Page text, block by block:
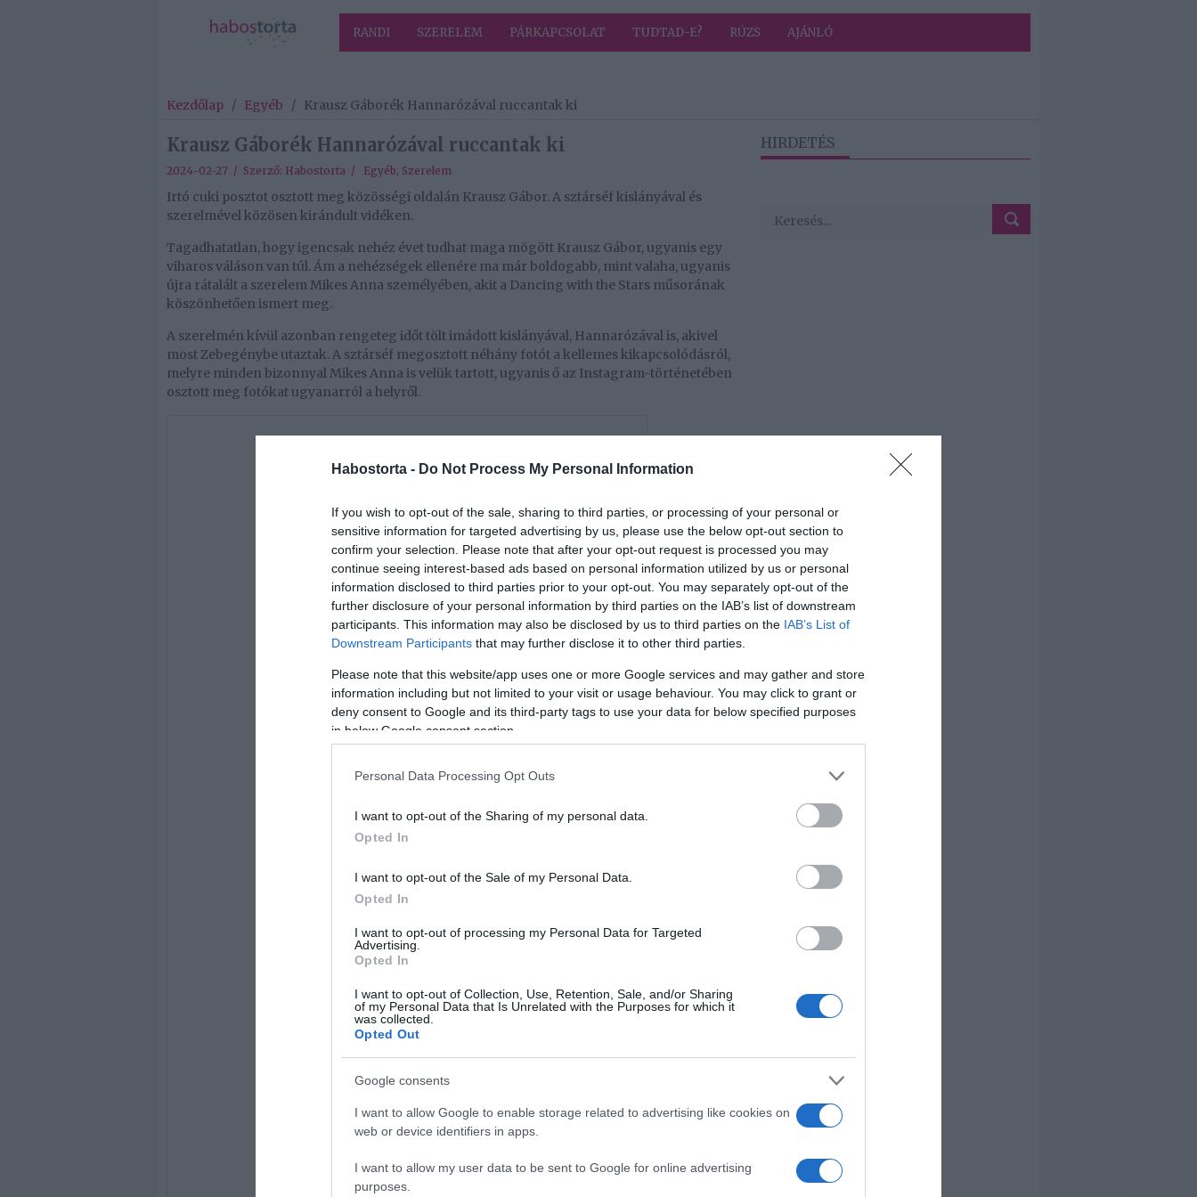
Habostorta - Do Not Process My Personal Information
If you wish to opt-out of the sale, sharing to third parties, or processing of your personal or
sensitive information for targeted advertising by us, please use the below opt-out section to
confirm your selection. Please note that after your opt-out request is processed you may
continue seeing interest-based ads based on personal information utilized by us or personal
information disclosed to third parties prior to your opt-out. You may separately opt-out of the
further disclosure of your personal information by third parties on the IAB’s list of downstream
participants. This information may also be disclosed by us to third parties on the IAB’s List of
Downstream Participants that may further disclose it to other third parties.
Please note that this website/app uses one or more Google services and may gather and store
information including but not limited to your visit or usage behaviour. You may click to grant or
deny consent to Google and its third-party tags to use your data for below specified purposes
in below Google consent section.
Personal Data Processing Opt Outs
I want to opt-out of the Sharing of my personal data.
Opted In
I want to opt-out of the Sale of my Personal Data.
Opted In
I want to opt-out of processing my Personal Data for Targeted
Advertising.
Opted In
I want to opt-out of Collection, Use, Retention, Sale, and/or Sharing
of my Personal Data that Is Unrelated with the Purposes for which it
was collected.
Opted Out
Google consents
I want to allow Google to enable storage related to advertising like cookies on
web or device identifiers in apps.
I want to allow my user data to be sent to Google for online advertising
purposes.
RANDI SZERELEM PÁRKAPCSOLAT TUDTAD-E? RÚZS AJÁNLÓ
Kezdőlap / Egyéb / Krausz Gáborék Hannarózával ruccantak ki
Krausz Gáborék Hannarózával ruccantak ki
2024-02-27 / Szerző: Habostorta / Egyéb, Szerelem
Irtó cuki posztot osztott meg közösségi oldalán Krausz Gábor. A sztárséf kislányával és
szerelmével közösen kirándult vidéken.
Tagadhatatlan, hogy igencsak nehéz évet tudhat maga mögött Krausz Gábor, ugyanis egy
viharos váláson van túl. Ám a nehézségek ellenére ma már boldogabb, mint valaha, ugyanis
újra rátalált a szerelem Mikes Anna személyében, akit a Dancing with the Stars műsorának
köszönhetően ismert meg.
A szerelmén kívül azonban rengeteg időt tölt imádott kislányával, Hannarózával is, akivel
most Zebegénybe utaztak. A sztárséf megosztott néhány fotót a kellemes kikapcsolódásról,
melyre minden bizonnyal Mikes Anna is velük tartott, ugyanis ő az Instagram-történetében
osztott meg fotókat ugyanarról a helyről.
HIRDETÉS